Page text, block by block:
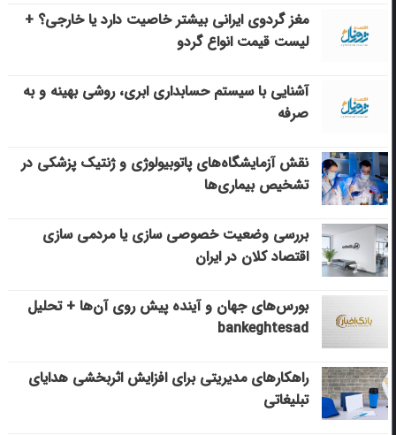
مغز گردوی ایرانی بیشتر خاصیت دارد یا خارجی؟ +
لیست قیمت انواع گردو
آشنایی با سیستم حسابداری ابری، روشی بهینه و به
صرفه
نقش آزمایشگاه‌های پاتوبیولوژی و ژنتیک پزشکی در
تشخیص بیماری‌ها
بررسی وضعیت خصوصی سازی یا مردمی سازی
اقتصاد کلان در ایران
بورس‌های جهان و آینده پیش روی آن‌ها + تحلیل
bankeghtesad
راهکارهای مدیریتی برای افزایش اثربخشی هدایای
تبلیغاتی